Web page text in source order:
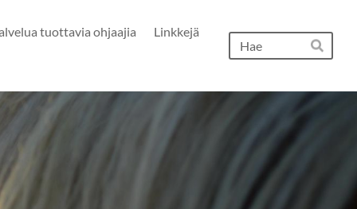
tuottavia ohjaajia
Linkkejä
Hae